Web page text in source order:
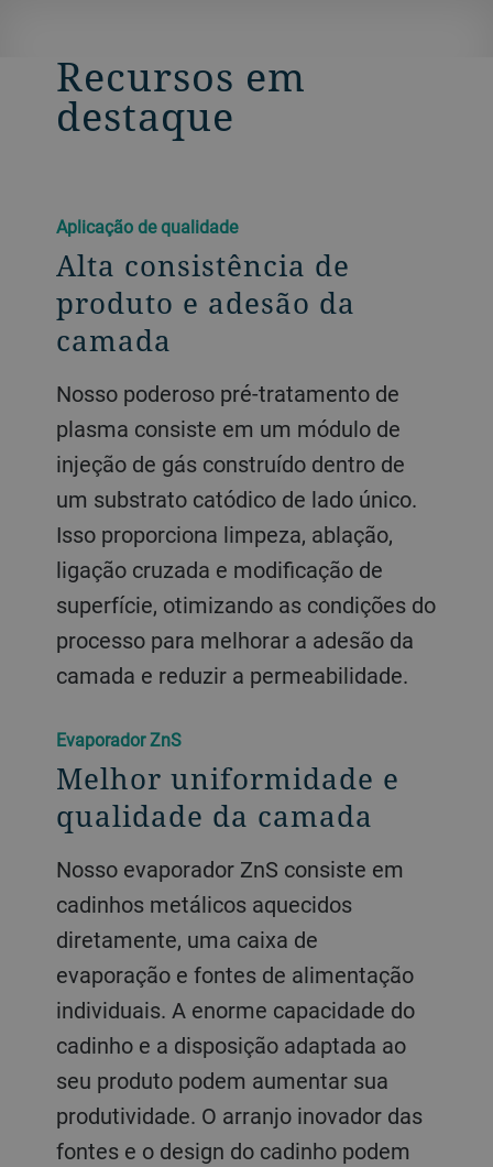
Recursos em
destaque
Aplicação de qualidade
Alta consistência de
produto e adesão da
camada
Nosso poderoso pré-tratamento de
plasma consiste em um módulo de
injeção de gás construído dentro de
um substrato catódico de lado único.
Isso proporciona limpeza, ablação,
ligação cruzada e modificação de
superfície, otimizando as condições do
processo para melhorar a adesão da
camada e reduzir a permeabilidade.
Evaporador ZnS
Melhor uniformidade e
qualidade da camada
Nosso evaporador ZnS consiste em
cadinhos metálicos aquecidos
diretamente, uma caixa de
evaporação e fontes de alimentação
individuais. A enorme capacidade do
cadinho e a disposição adaptada ao
seu produto podem aumentar sua
produtividade. O arranjo inovador das
fontes e o design do cadinho podem